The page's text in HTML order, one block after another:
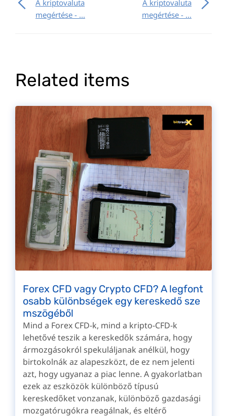
A kriptovaluta
megértése - ...
A kriptovaluta
megértése - ...
Related items
Forex CFD vagy Crypto CFD? A legfont
osabb különbségek egy kereskedő sze
mszögéből
Mind a Forex CFD-k, mind a kripto-CFD-k
lehetővé teszik a kereskedők számára, hogy
ármozgásokról spekuláljanak anélkül, hogy
birtokolnák az alapeszközt, de ez nem jelenti
azt, hogy ugyanaz a piac lenne. A gyakorlatban
ezek az eszközök különböző típusú
kereskedőket vonzanak, különböző gazdasági
mozgatórugókra reagálnak, és eltérő